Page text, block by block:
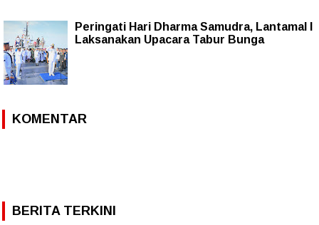
Peringati Hari Dharma Samudra, Lantamal I
Laksanakan Upacara Tabur Bunga
KOMENTAR
BERITA TERKINI